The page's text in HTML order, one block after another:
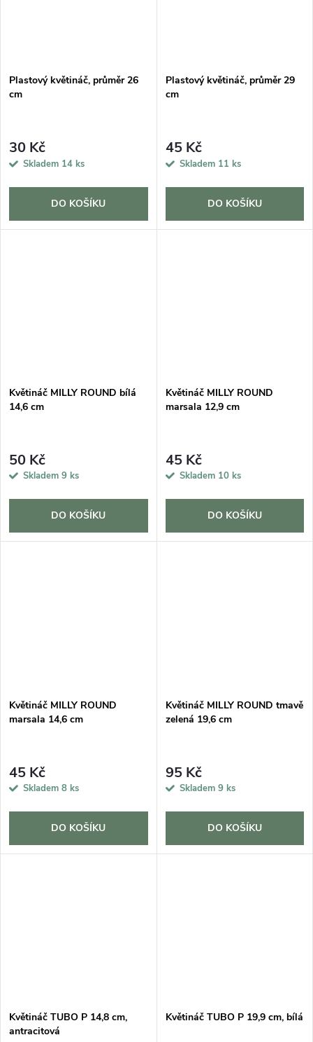
Plastový květináč, průměr 26
cm
30 Kč
Skladem 14 ks
DO KOŠÍKU
Plastový květináč, průměr 29
cm
45 Kč
Skladem 11 ks
DO KOŠÍKU
Květináč MILLY ROUND bílá
14,6 cm
50 Kč
Skladem 9 ks
DO KOŠÍKU
Květináč MILLY ROUND
marsala 12,9 cm
45 Kč
Skladem 10 ks
DO KOŠÍKU
Květináč MILLY ROUND
marsala 14,6 cm
45 Kč
Skladem 8 ks
DO KOŠÍKU
Květináč MILLY ROUND tmavě
zelená 19,6 cm
95 Kč
Skladem 9 ks
DO KOŠÍKU
Květináč TUBO P 14,8 cm,
antracitová
Květináč TUBO P 19,9 cm, bílá